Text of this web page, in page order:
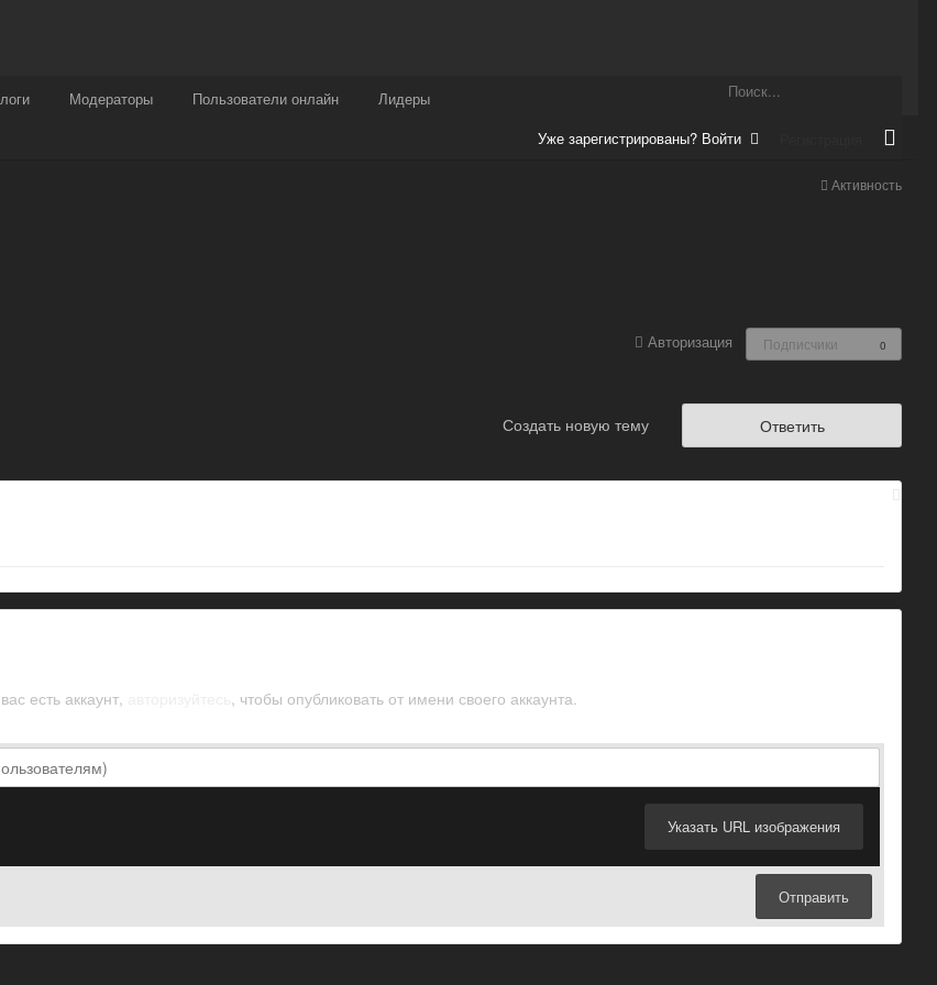
Модераторы Пользователи онлайн Лидеры
Награды Чат Больше
Уже зарегистрированы? Войти
Активность
Авторизация Подписчики 0
Ответить
Создать новую тему
есть аккаунт, , чтобы опубликовать от имени своего аккаунта.
Указать URL изображения
Отправить